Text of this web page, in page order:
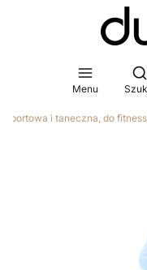
Menu
sportowa i taneczna, do